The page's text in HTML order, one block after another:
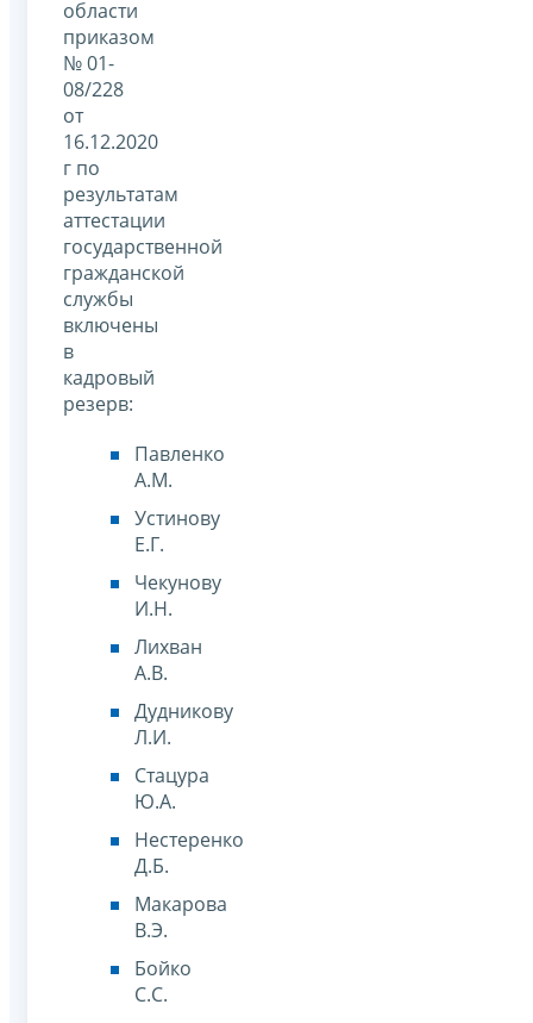
области
приказом
№ 01-
08/228
от
16.12.2020
г по
результатам
аттестации
государственной
гражданской
службы
включены
в
кадровый
резерв:
Павленко
А.М.
Устинову
Е.Г.
Чекунову
И.Н.
Лихван
А.В.
Дудникову
Л.И.
Стацура
Ю.А.
Нестеренко
Д.Б.
Макарова
В.Э.
Бойко
С.С.